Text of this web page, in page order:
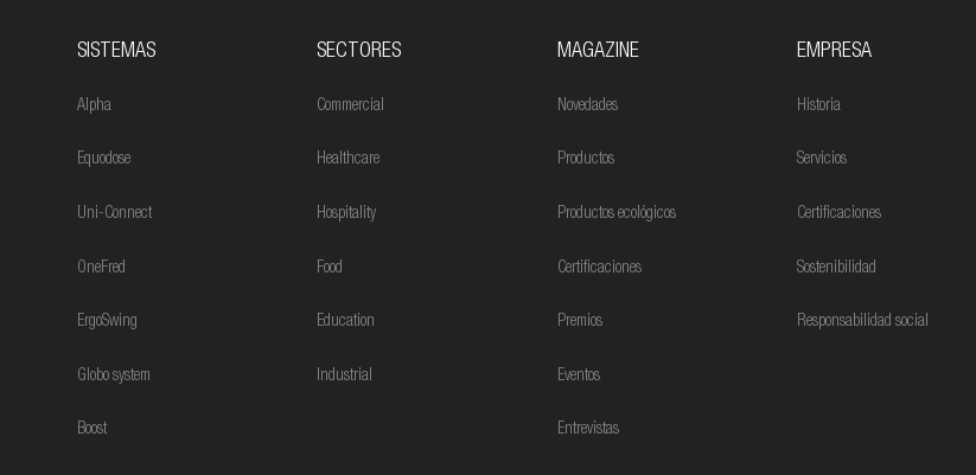
SISTEMAS
Alpha
Equodose
Uni-Connect
OneFred
ErgoSwing
Globo system
Boost
SECTORES
Commercial
Healthcare
Hospitality
Food
Education
Industrial
MAGAZINE
Novedades
Productos
Productos ecológicos
Certificaciones
Premios
Eventos
Entrevistas
EMPRESA
Historia
Servicios
Certificaciones
Sostenibilidad
Responsabilidad social